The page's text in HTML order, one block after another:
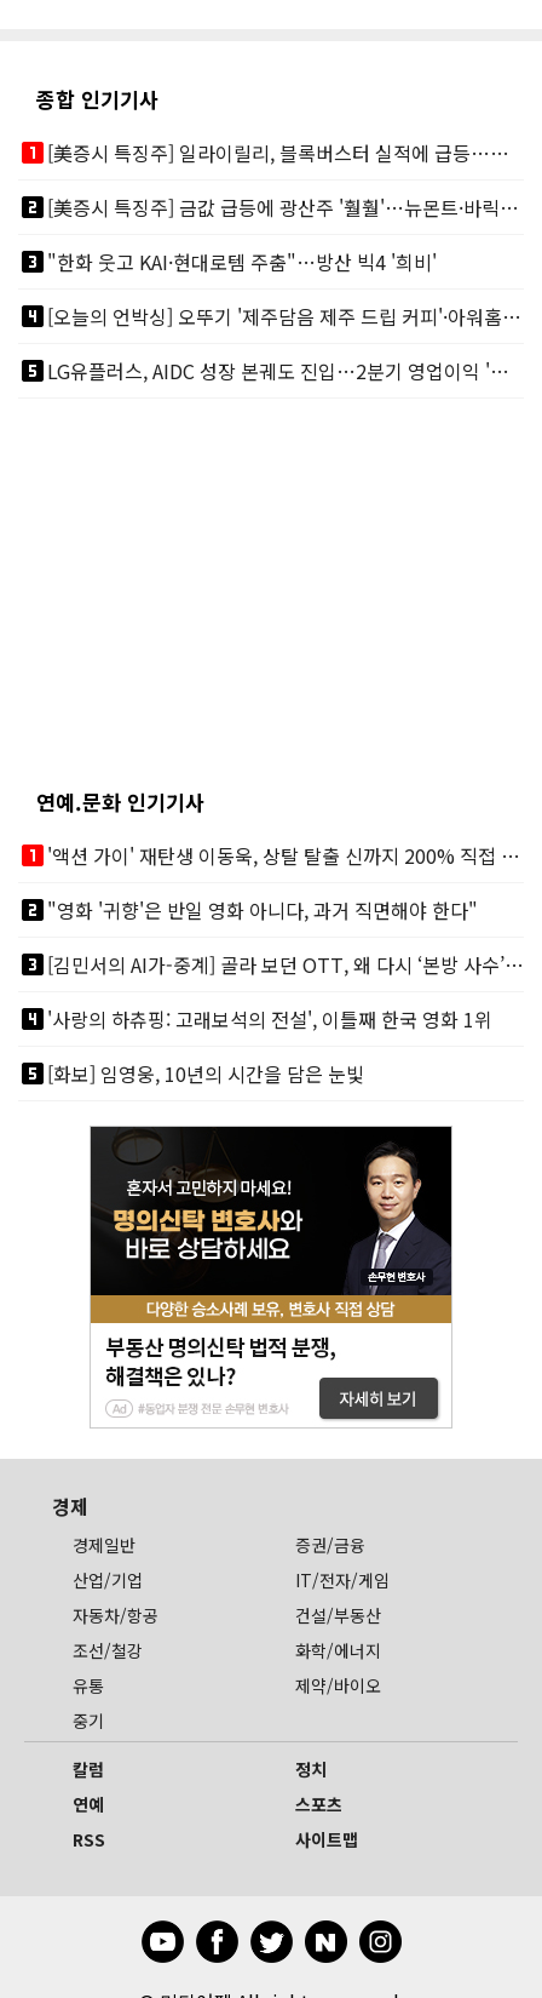
종합 인기기사
looks_one
[美증시 특징주] 일라이릴리, 블록버스터 실적에 급등…마운자로 매출 폭발
looks_two
[美증시 특징주] 금값 급등에 광산주 '훨훨'…뉴몬트·바릭마이닝 주도
looks_3"한화 웃고 KAI·현대로템 주춤"…방산 빅4 '희비'
looks_4
[오늘의 언박싱] 오뚜기 '제주담음 제주 드립 커피'·아워홈 ‘갓석박지’ 外
looks_5
LG유플러스, AIDC 성장 본궤도 진입…2분기 영업이익 '역대 최대'
연예.문화 인기기사
looks_one
'액션 가이' 재탄생 이동욱, 상탈 탈출 신까지 200% 직접 소화
looks_two"영화 '귀향'은 반일 영화 아니다, 과거 직면해야 한다"
looks_3
[김민서의 AI가-중계] 골라 보던 OTT, 왜 다시 ‘본방 사수’를 부르나
looks_4'사랑의 하츄핑: 고래보석의 전설', 이틀째 한국 영화 1위
looks_5[화보] 임영웅, 10년의 시간을 담은 눈빛
경제
경제일반
증권/금융
산업/기업
IT/전자/게임
자동차/항공
건설/부동산
조선/철강
화학/에너지
유통
제약/바이오
중기
칼럼
정치
연예
스포츠
RSS
사이트맵